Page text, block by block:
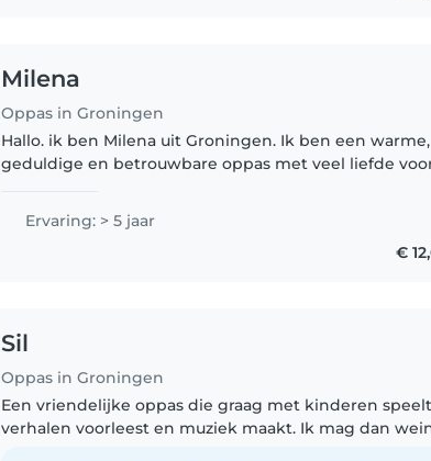
Milena
Oppas in Groningen
Hallo. ik ben Milena uit Groningen. Ik ben een warme,
geduldige en betrouwbare oppas met veel liefde
moeder, die verpleegkundige..
Ervaring: > 5 jaar
€
Sil
Oppas in Groningen
Een vriendelijke oppas die graag met kinderen
verhalen voorleest en muziek maakt. Ik mag dan